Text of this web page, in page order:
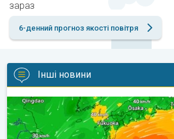
зараз
6-денний прогноз якості повітря
Інші новини
Японія готується до тайфуну